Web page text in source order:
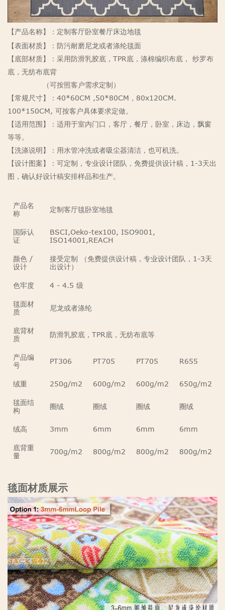
【产品名称】：定制客厅卧室餐厅床边地毯
【表面材质】：防污耐磨尼龙或者涤纶毯面
【底部材质】：采用防滑乳胶底，TPR底，涤棉编织布底， 纱罗布
底，无纺布底背
（可按照客户需求定制）
【常规尺寸】：40*60CM ,50*80CM，80x120CM.
100*150CM, 可按客户具体要求定做。
【适用范围】：适用于室内门口，客厅，餐厅，卧室，床边，飘窗
等等。
【洗涤说明】：用水管冲洗或者吸尘器清洁，也可机洗。
【设计图案】：可定制，专业设计团队，免费提供设计稿，1-3天出
图，确认好设计稿安排样品和生产。
产品名
称
定制客厅毯卧室地毯
国际认
证
BSCI,Oeko-tex100, ISO9001,
ISO14001,REACH
颜色 /
设计
接受定制 （免费提供设计稿，专业设计团队，1-3天
出设计）
色牢度
4 - 4.5 级
毯面材
质
尼龙或者涤纶
底背材
质
防滑乳胶底，TPR底，无纺布底等
产品编
号
PT306 PT705 PT705 R655
绒重 250g/m2 600g/m2 600g/m2
650g/m2
毯面结
构
圈绒 圈绒 圈绒 圈绒
绒高 3mm 6mm 6mm
6mm
底背重
量
700g/m2 800g/m2 800g/m2 800g/m2
毯面材质展示